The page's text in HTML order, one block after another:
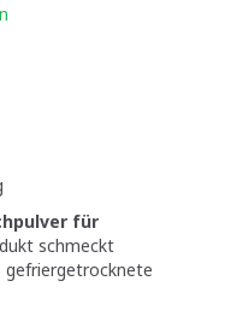
für
schmeckt
gefriergetrocknete